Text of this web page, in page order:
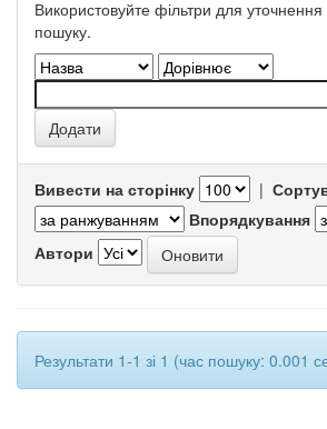
Використовуйте фільтри для уточнення
пошуку.
Вивести на сторінку |
Впорядкування
Автори
Результати 1-1 зі 1 (час пошуку: 0.001